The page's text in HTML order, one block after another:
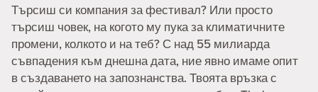
Търсиш си компания за фестивал? Или просто
търсиш човек, на когото му пука за климатичните
промени, колкото и на теб? С над 55 милиарда
съвпадения към днешна дата, ние явно имаме опит
в създаването на запознанства. Твоята връзка с